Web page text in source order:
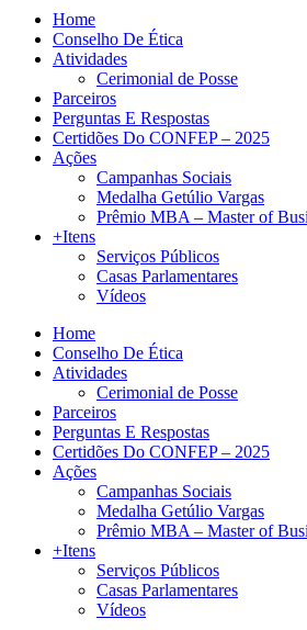
Home
Conselho De Ética
Atividades
Cerimonial de Posse
Parceiros
Perguntas E Respostas
Certidões Do CONFEP – 2025
Ações
Campanhas Sociais
Medalha Getúlio Vargas
Prêmio MBA – Master of
+Itens
Serviços Públicos
Casas Parlamentares
Vídeos
Home
Conselho De Ética
Atividades
Cerimonial de Posse
Parceiros
Perguntas E Respostas
Certidões Do CONFEP – 2025
Ações
Campanhas Sociais
Medalha Getúlio Vargas
Prêmio MBA – Master of
+Itens
Serviços Públicos
Casas Parlamentares
Vídeos